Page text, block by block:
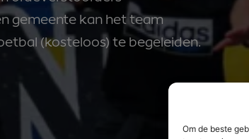
Om de beste
gemeente kan het team
(kosteloos) te begeleiden.